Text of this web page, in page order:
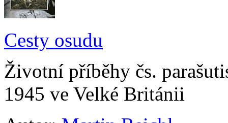
Cesty osudu
Životní příběhy čs.
1945 ve Velké Británii